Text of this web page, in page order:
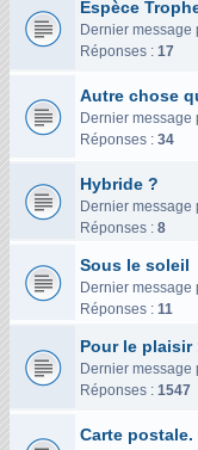
Espèce
Dernier message
Réponses : 17
Autre chose
Dernier message
Réponses : 34
Hybride ?
Dernier message
Réponses : 8
Sous le soleil
Dernier message
Réponses : 11
Pour le plaisir
Dernier message
Réponses : 1547
Carte